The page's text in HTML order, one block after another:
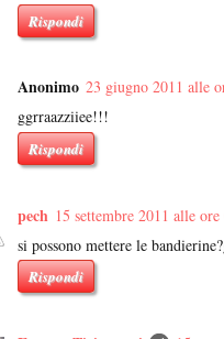
Rispondi
Anonimo 23 giugno 2011 alle
ggrraazziiee!!!
Rispondi
pech 15 settembre 2011 alle
si possono mettere le
Rispondi